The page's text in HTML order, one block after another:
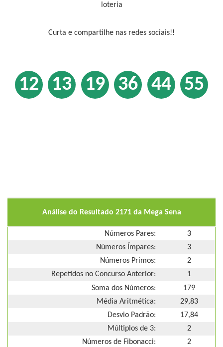
loteria
Curta e compartilhe nas redes sociais!!
12 13 19 36 44 55
Análise do Resultado 2171 da Mega Sena
Números Pares:
3
Números Ímpares:
3
Números Primos:
2
Repetidos no Concurso Anterior:
1
Soma dos Números:
179
Média Aritmética:
29,83
Desvio Padrão:
17,84
Múltiplos de 3:
2
Números de Fibonacci:
2